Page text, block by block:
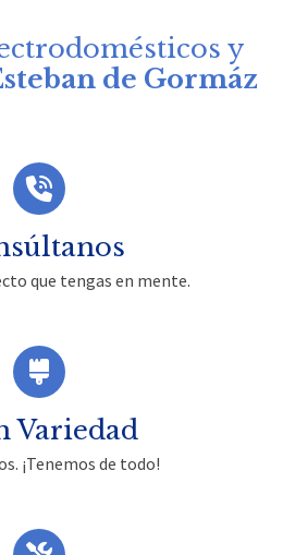
y
de Gormáz
que tengas en mente.
Variedad
¡Tenemos de todo!